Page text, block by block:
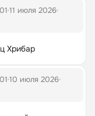
11 июля 2026
Хрибар
10 июля 2026